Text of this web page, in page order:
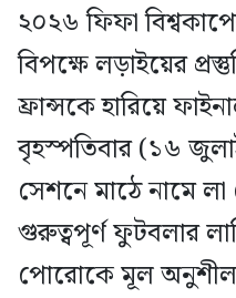
২০২৬ ফিফা
বিপক্ষে লড়াইয়ের
ফ্রান্সকে হারিয়ে
বৃহস্পতিবার (১৬
সেশনে মাঠে নামে
গুরুত্বপূর্ণ ফুটবলার
পোরোকে মূল